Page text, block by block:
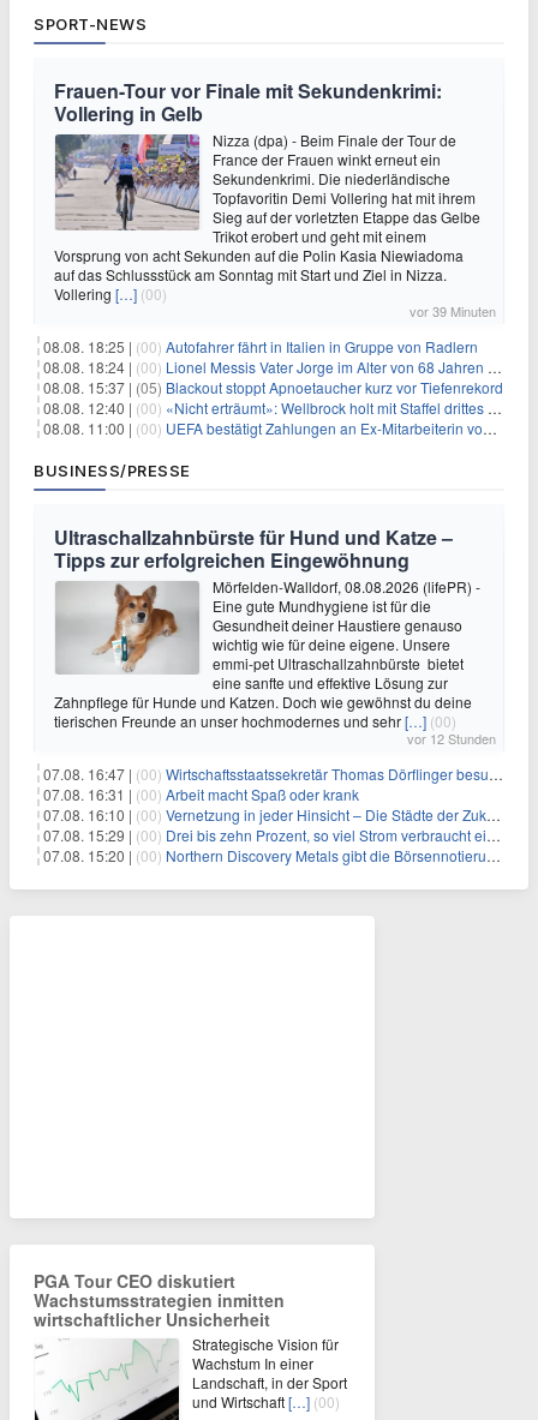
SPORT-NEWS
Frauen-Tour vor Finale mit Sekundenkrimi:
Vollering in Gelb
Nizza (dpa) - Beim Finale der Tour de
France der Frauen winkt erneut ein
Sekundenkrimi. Die niederländische
Topfavoritin Demi Vollering hat mit ihrem
Sieg auf der vorletzten Etappe das Gelbe
Trikot erobert und geht mit einem
Vorsprung von acht Sekunden auf die Polin Kasia Niewiadoma
auf das Schlussstück am Sonntag mit Start und Ziel in Nizza.
Vollering […] (00)
vor 39 Minuten
08.08. 18:25 | (00) Autofahrer fährt in Italien in Gruppe von Radlern
08.08. 18:24 | (00) Lionel Messis Vater Jorge im Alter von 68 Jahren gestorben
08.08. 15:37 | (05) Blackout stoppt Apnoetaucher kurz vor Tiefenrekord
08.08. 12:40 | (00) «Nicht erträumt»: Wellbrock holt mit Staffel drittes EM-Gold
08.08. 11:00 | (00) UEFA bestätigt Zahlungen an Ex-Mitarbeiterin von Infantino
BUSINESS/PRESSE
Ultraschallzahnbürste für Hund und Katze –
Tipps zur erfolgreichen Eingewöhnung
Mörfelden-Walldorf, 08.08.2026 (lifePR) -
Eine gute Mundhygiene ist für die
Gesundheit deiner Haustiere genauso
wichtig wie für deine eigene. Unsere
emmi-pet Ultraschallzahnbürste bietet
eine sanfte und effektive Lösung zur
Zahnpflege für Hunde und Katzen. Doch wie gewöhnst du deine
tierischen Freunde an unser hochmodernes und sehr[…] (00)
vor 12 Stunden
07.08. 16:47 | (00) Wirtschaftsstaatssekretär Thomas Dörflinger besucht Handwerksbetrieb im Kammerbezirk Freiburg
07.08. 16:31 | (00) Arbeit macht Spaß oder krank
07.08. 16:10 | (00) Vernetzung in jeder Hinsicht – Die Städte der Zukunft sind grün-blau
07.08. 15:29 | (00) Drei bis zehn Prozent, so viel Strom verbraucht ein Aufzug im Gebäude
07.08. 15:20 | (00) Northern Discovery Metals gibt die Börsennotierung an der Frankfurter Wertpapierbörse bekannt
PGA Tour CEO diskutiert
Wachstumsstrategien inmitten
wirtschaftlicher Unsicherheit
Strategische Vision für
Wachstum In einer
Landschaft, in der Sport
und Wirtschaft[…] (00)